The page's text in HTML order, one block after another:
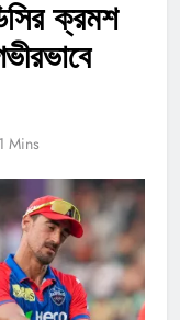
ক্রমশ
1 Mins